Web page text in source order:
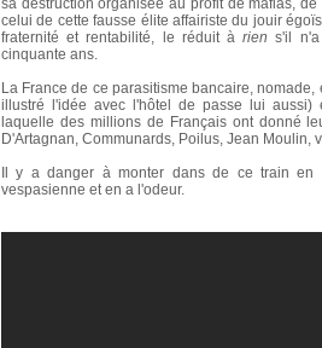
celui de cette fausse élite affairiste du jouir
fraternité et rentabilité, le réduit àrien s'il
cinquante ans.
La France de ce parasitisme bancaire,
illustré l'idée avec l'hôtel de passe lui
laquelle des millions de Français ont donné
D'Artagnan, Communards, Poilus, Jean Moulin,
Il y a danger à monter dans de ce train en
vespasienne et en a l'odeur.